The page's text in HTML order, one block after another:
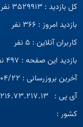
کل بازدید : 3529913 نفر
بازدید امروز : 366 نفر
کاربران آنلاین : 5 نفر
بازدید این صفحه : 497 نفر
آخرین بروزرسانی : 1405/04/22 13:04
آی پی : 216.73.217.13
کشور :